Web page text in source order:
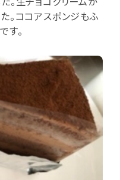
。ココアスポンジもふ
す。